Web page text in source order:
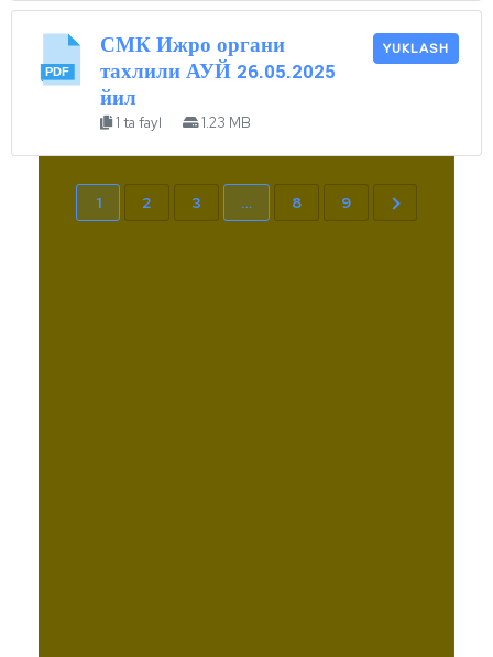
СМК Ижро органи
тахлили АУЙ 26.05.2025
йил
1 ta fayl 1.23 MB
YUKLASH
1 2 3 … 8 9